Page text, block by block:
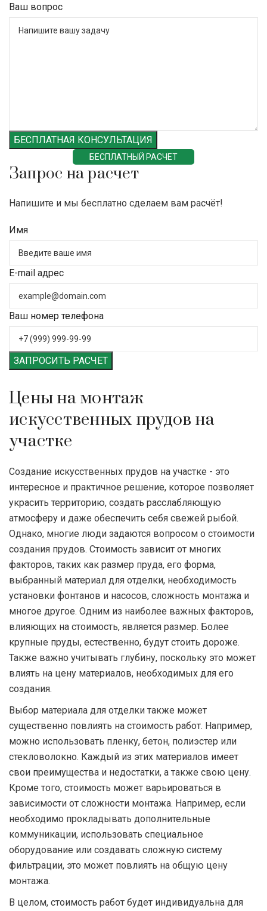
Ваш вопрос
БЕСПЛАТНАЯ КОНСУЛЬТАЦИЯ
БЕСПЛАТНЫЙ РАСЧЕТ
Запрос на расчет
Напишите и мы бесплатно сделаем вам расчёт!
Имя
E-mail адрес
Ваш номер телефона
ЗАПРОСИТЬ РАСЧЕТ
Цены на монтаж
искусственных прудов на
участке
Создание искусственных прудов на участке - это
интересное и практичное решение, которое позволяет
украсить территорию, создать расслабляющую
атмосферу и даже обеспечить себя свежей рыбой.
Однако, многие люди задаются вопросом о стоимости
создания прудов. Стоимость зависит от многих
факторов, таких как размер пруда, его форма,
выбранный материал для отделки, необходимость
установки фонтанов и насосов, сложность монтажа и
многое другое. Одним из наиболее важных факторов,
влияющих на стоимость, является размер. Более
крупные пруды, естественно, будут стоить дороже.
Также важно учитывать глубину, поскольку это может
влиять на цену материалов, необходимых для его
создания.
Выбор материала для отделки также может
существенно повлиять на стоимость работ. Например,
можно использовать пленку, бетон, полиэстер или
стекловолокно. Каждый из этих материалов имеет
свои преимущества и недостатки, а также свою цену.
Кроме того, стоимость может варьироваться в
зависимости от сложности монтажа. Например, если
необходимо прокладывать дополнительные
коммуникации, использовать специальное
оборудование или создавать сложную систему
фильтрации, это может повлиять на общую цену
монтажа.
В целом, стоимость работ будет индивидуальна для